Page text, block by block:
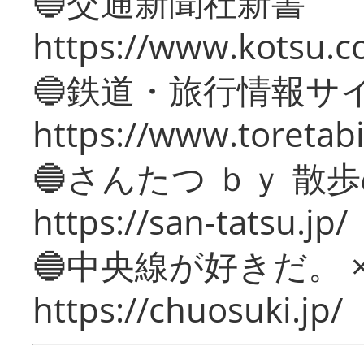
https://
🔵鉄道・旅行情報サ
https://
🔵さんたつ ｂｙ 散
https://san-tatsu.jp/
🔵中央線が好きだ。
https://chuosuki.jp/